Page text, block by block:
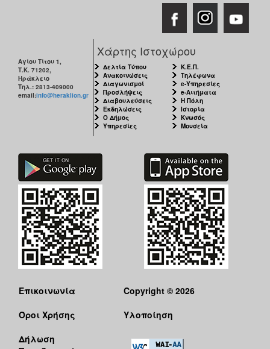
Αγίου Τίτου 1,
Τ.Κ. 71202,
Ηράκλειο
Τηλ.: 2813-409000
email:info@heraklion.gr
Χάρτης Ιστοχώρου
Δελτία Τύπου
Ανακοινώσεις
Διαγωνισμοί
Προσλήψεις
Διαβουλεύσεις
Εκδηλώσεις
Ο Δήμος
Υπηρεσίες
Κ.Ε.Π.
Τηλέφωνα
e-Υπηρεσίες
e-Αιτήματα
Η Πόλη
Ιστορία
Κνωσός
Μουσεία
Επικοινωνία
Όροι Χρήσης
Δήλωση
Copyright © 2026
Υλοποίηση